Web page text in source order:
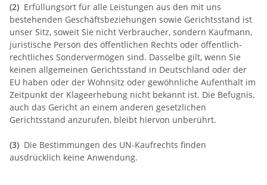
(2) Erfüllungsort für alle Leistungen aus den mit uns
bestehenden Geschäftsbeziehungen sowie Gerichtsstand ist
unser Sitz, soweit Sie nicht Verbraucher, sondern Kaufmann,
juristische Person des öffentlichen Rechts oder öffentlich-
rechtliches Sondervermögen sind. Dasselbe gilt, wenn Sie
keinen allgemeinen Gerichtsstand in Deutschland oder der
EU haben oder der Wohnsitz oder gewöhnliche Aufenthalt im
Zeitpunkt der Klageerhebung nicht bekannt ist. Die Befugnis,
auch das Gericht an einem anderen gesetzlichen
Gerichtsstand anzurufen, bleibt hiervon unberührt.
(3) Die Bestimmungen des UN-Kaufrechts finden
ausdrücklich keine Anwendung.